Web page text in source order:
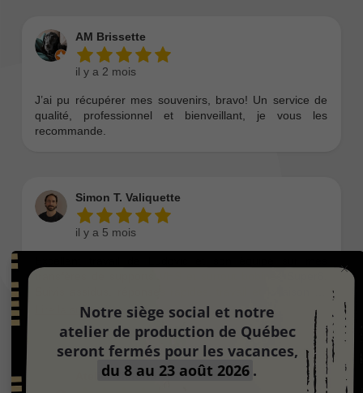
Notre siège social et notre
atelier de production de Québec
seront fermés pour les vacances,
du 8 au 23 août 2026 .